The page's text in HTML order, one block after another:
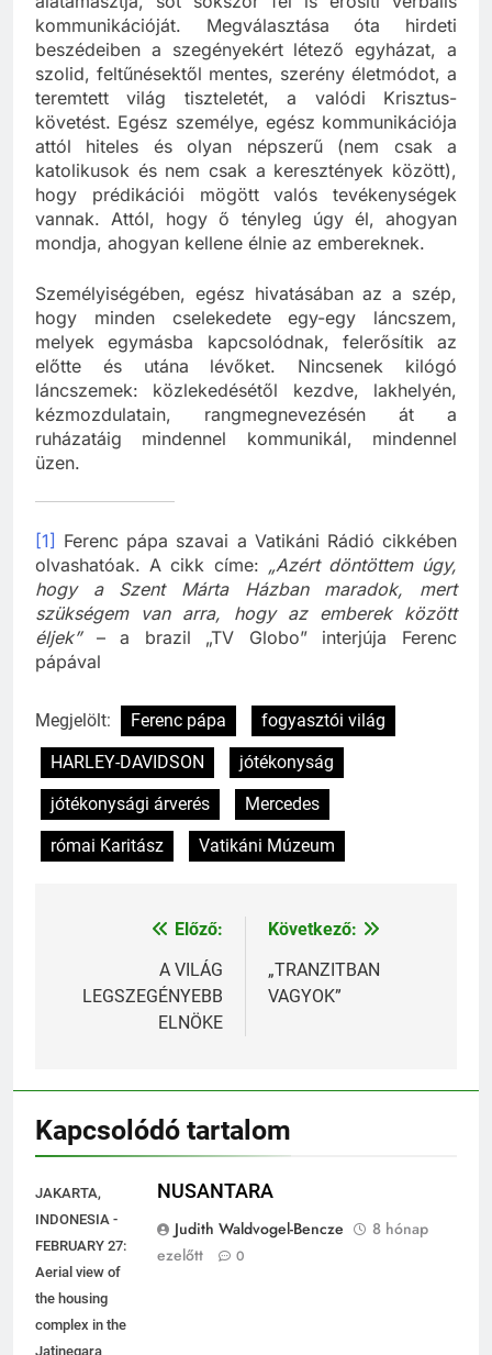
alátámasztja, sőt sokszor fel is erősíti verbális
kommunikációját. Megválasztása óta hirdeti
beszédeiben a szegényekért létező egyházat, a
szolid, feltűnésektől mentes, szerény életmódot, a
teremtett világ tiszteletét, a valódi Krisztus-
követést. Egész személye, egész kommunikációja
attól hiteles és olyan népszerű (nem csak a
katolikusok és nem csak a keresztények között),
hogy prédikációi mögött valós tevékenységek
vannak. Attól, hogy ő tényleg úgy él, ahogyan
Személyiségében, egész hivatásában az a szép,
hogy minden cselekedete egy-egy láncszem,
melyek egymásba kapcsolódnak, felerősítik az
előtte és utána lévőket. Nincsenek kilógó
láncszemek: közlekedésétől kezdve, lakhelyén,
kézmozdulatain, rangmegnevezésén át a
ruházatáig mindennel kommunikál, mindennel
[1]Ferenc pápa szavai a Vatikáni Rádió cikkében
olvashatóak. A cikk címe:„Azért döntöttem úgy,
hogy a Szent Márta Házban maradok, mert
szükségem van arra, hogy az emberek között
éljek”– a brazil „TV Globo” interjúja Ferenc
Ferenc pápa
fogyasztói világ
HARLEY-DAVIDSON
jótékonyság
jótékonysági árverés
Mercedes
római Karitász
Vatikáni Múzeum
Bejegyzés
navigációA VILÁG
LEGSZEGÉNYEBB
„TRANZITBAN
Kapcsolódó tartalom
JAKARTA,
INDONESIA -
FEBRUARY 27:
Aerial view of
the housing
complex in the
Judith Waldvogel-Bencze